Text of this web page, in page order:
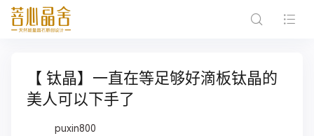
【 钛晶】一直在等足够好滴板钛晶的
美人可以下手了
puxin800